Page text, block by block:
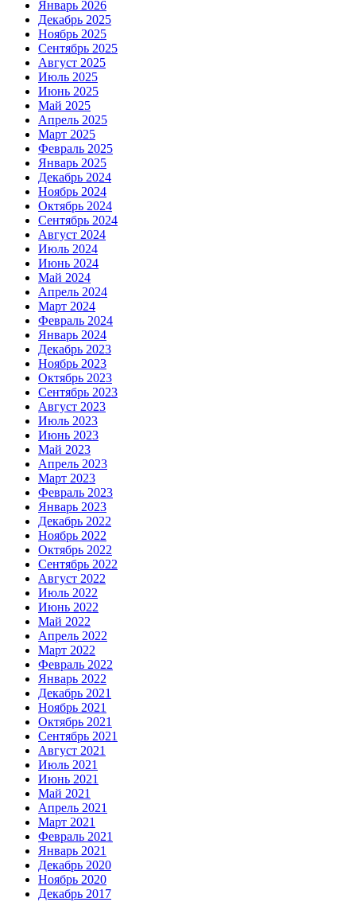
Январь 2026
Декабрь 2025
Ноябрь 2025
Сентябрь 2025
Август 2025
Июль 2025
Июнь 2025
Май 2025
Апрель 2025
Март 2025
Февраль 2025
Январь 2025
Декабрь 2024
Ноябрь 2024
Октябрь 2024
Сентябрь 2024
Август 2024
Июль 2024
Июнь 2024
Май 2024
Апрель 2024
Март 2024
Февраль 2024
Январь 2024
Декабрь 2023
Ноябрь 2023
Октябрь 2023
Сентябрь 2023
Август 2023
Июль 2023
Июнь 2023
Май 2023
Апрель 2023
Март 2023
Февраль 2023
Январь 2023
Декабрь 2022
Ноябрь 2022
Октябрь 2022
Сентябрь 2022
Август 2022
Июль 2022
Июнь 2022
Май 2022
Апрель 2022
Март 2022
Февраль 2022
Январь 2022
Декабрь 2021
Ноябрь 2021
Октябрь 2021
Сентябрь 2021
Август 2021
Июль 2021
Июнь 2021
Май 2021
Апрель 2021
Март 2021
Февраль 2021
Январь 2021
Декабрь 2020
Ноябрь 2020
Декабрь 2017